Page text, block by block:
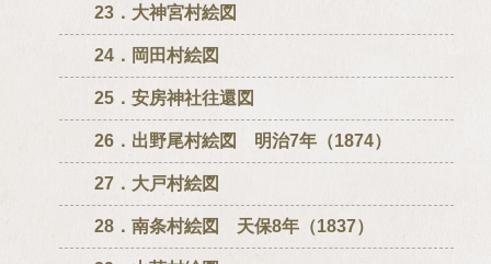
23．大神宮村絵図
24．岡田村絵図
25．安房神社往還図
26．出野尾村絵図 明治7年（1874）
27．大戸村絵図
28．南条村絵図 天保8年（1837）